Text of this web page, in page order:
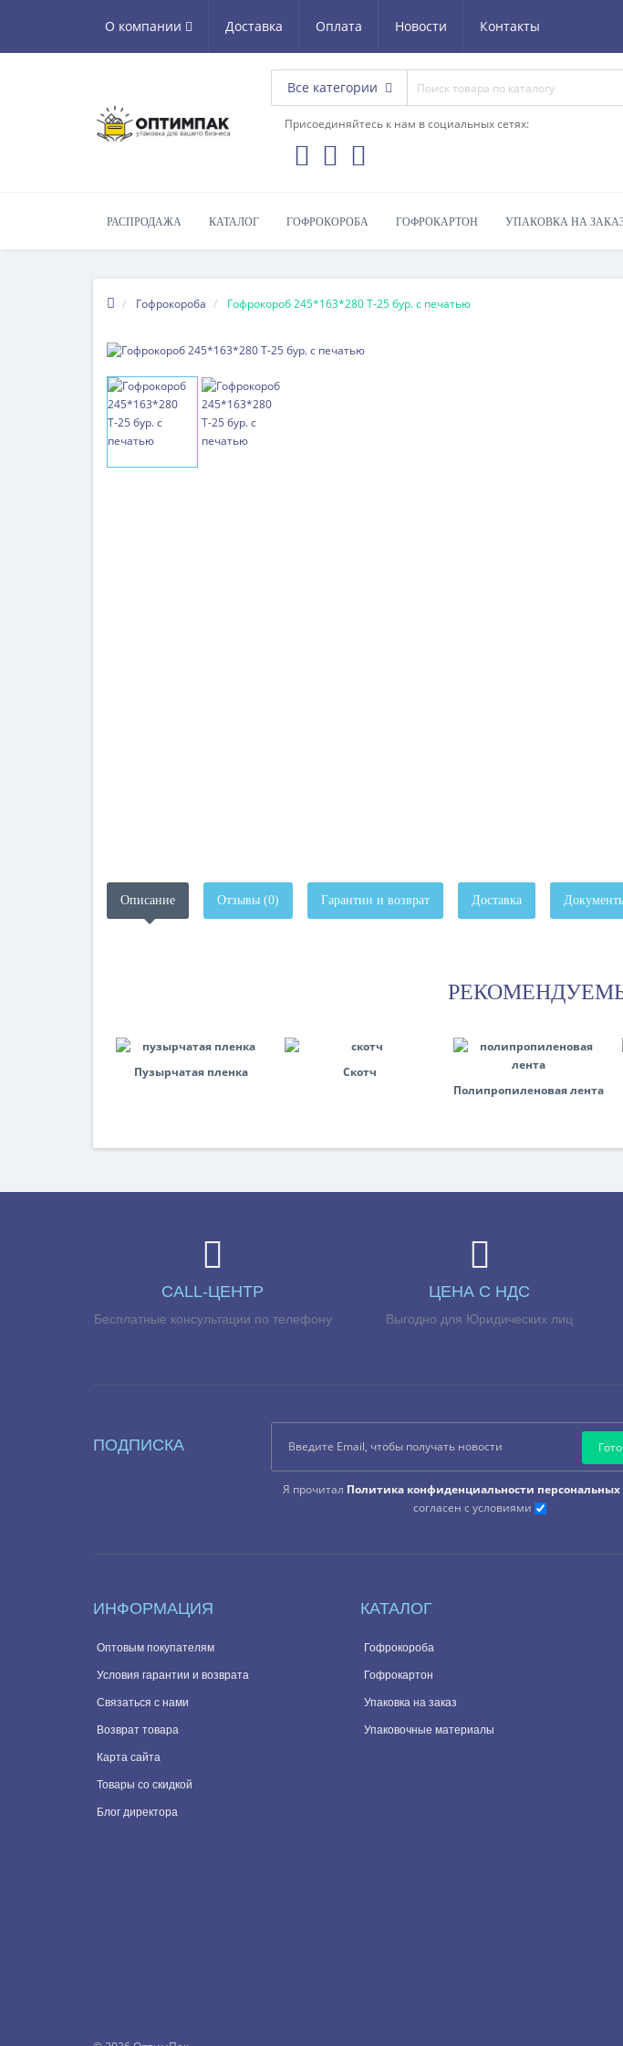
О компании Доставка Оплата Новости Контакты
Все категории
Присоединяйтесь к нам в социальных сетях:
РАСПРОДАЖА КАТАЛОГ ГОФРОКОРОБА ГОФРОКАРТОН УПАКОВКА НА
Гофрокороба Гофрокороб 245*163*280 Т-25 бур. с печатью
Описание Отзывы (0) Гарантии и возврат Доставка
Пузырчатая пленка
Скотч
Полипропиленовая лента
CALL-ЦЕНТР
Бесплатные консультации по телефону
ЦЕНА С НДС
Выгодно для Юридических лиц
ПОДПИСКА
Я прочитал Политика конфиденциальности
согласен с условиями
ИНФОРМАЦИЯ
Оптовым покупателям
Условия гарантии и возврата
Связаться с нами
Возврат товара
Карта сайта
Товары со скидкой
Блог директора
КАТАЛОГ
Гофрокороба
Гофрокартон
Упаковка на заказ
Упаковочные материалы